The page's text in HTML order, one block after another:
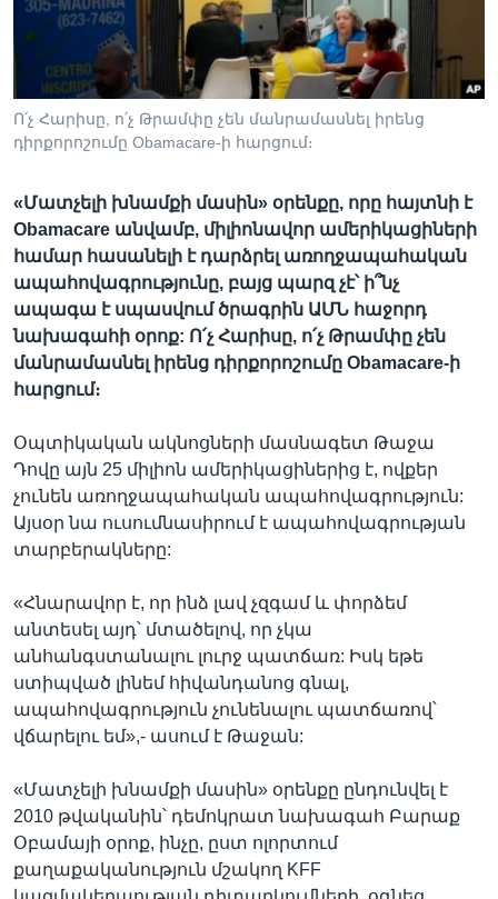
Լեզուներ
Ո՛չ Հարիսը, ո՛չ Թրամփը չեն մանրամասնել իրենց
դիրքորոշումը Obamacare-ի հարցում։
«Մատչելի խնամքի մասին» օրենքը, որը հայտնի է
Obamacare անվամբ, միլիոնավոր ամերիկացիների
համար հասանելի է դարձրել առողջապահական
ապահովագրությունը, բայց պարզ չէ՝ ի՞նչ
ապագա է սպասվում ծրագրին ԱՄՆ հաջորդ
նախագահի օրոք: Ո՛չ Հարիսը, ո՛չ Թրամփը չեն
մանրամասնել իրենց դիրքորոշումը Obamacare-ի
հարցում։
Օպտիկական ակնոցների մասնագետ Թաջա
Դովը այն 25 միլիոն ամերիկացիներից է, ովքեր
չունեն առողջապահական ապահովագրություն:
Այսօր նա ուսումնասիրում է ապահովագրության
տարբերակները:
«Հնարավոր է, որ ինձ լավ չզգամ և փորձեմ
անտեսել այդ՝ մտածելով, որ չկա
անհանգստանալու լուրջ պատճառ: Իսկ եթե
ստիպված լինեմ հիվանդանոց գնալ,
ապահովագրություն չունենալու պատճառով՝
վճարելու եմ»,- ասում է Թաջան:
«Մատչելի խնամքի մասին» օրենքը ընդունվել է
2010 թվականին՝ դեմոկրատ նախագահ Բարաք
Օբամայի օրոք, ինչը, ըստ ոլորտում
քաղաքականություն մշակող KFF